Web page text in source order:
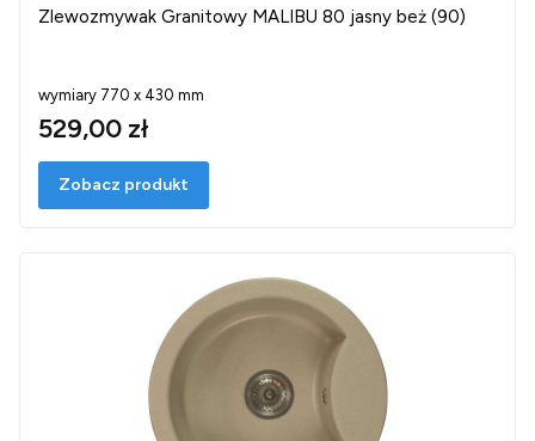
Zlewozmywak Granitowy MALIBU 80 jasny beż (90)
wymiary 770 x 430 mm
529,00 zł
Zobacz produkt